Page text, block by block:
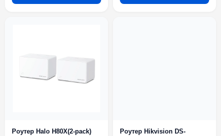
Роутер Halo H80X(2-pack)
Роутер Hikvision DS-